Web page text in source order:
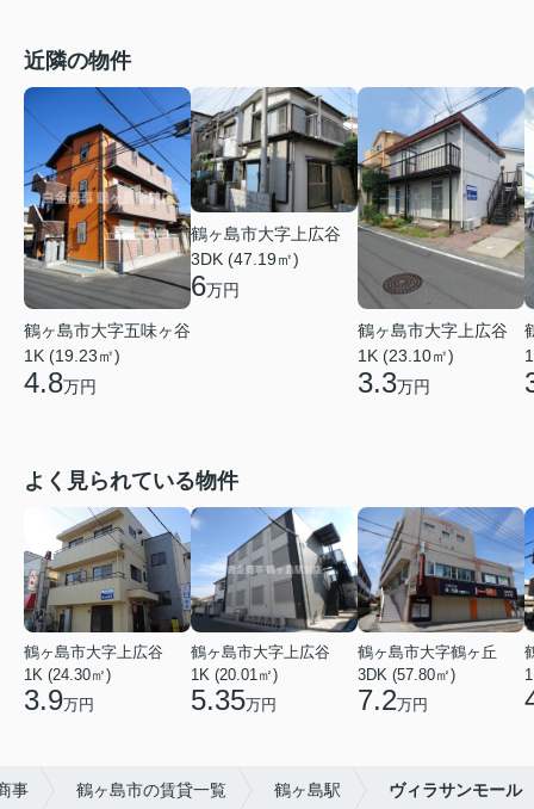
近隣の物件
鶴ヶ島市大字五味ヶ谷
1K (19.23㎡)
4.8万円
鶴ヶ島市大字上広谷
3DK (47.19㎡)
6万円
鶴ヶ島市大字上広谷
1K (23.10㎡)
3.3万円
よく見られている物件
鶴ヶ島市大字上広谷
1K (24.30㎡)
3.9万円
鶴ヶ島市大字上広谷
1K (20.01㎡)
5.35万円
鶴ヶ島市大字鶴ヶ丘
3DK (57.80㎡)
7.2万円
事 鶴ヶ島市の賃貸一覧 鶴ヶ島駅 ヴィラサンモール